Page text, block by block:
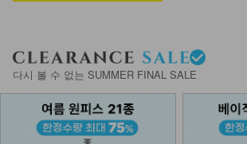
NKA63-BT-2/매니쉬 꽈배기 벨트
11,900 9,900 17%
다시 볼 수 없는 SUMMER FINAL SALE